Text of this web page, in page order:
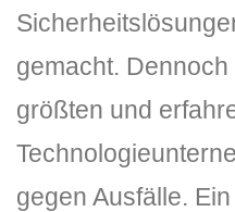
DLH Stick – Sicherheitskonzept
Hilfe
gemacht.
größten und
gegen Ausfälle.